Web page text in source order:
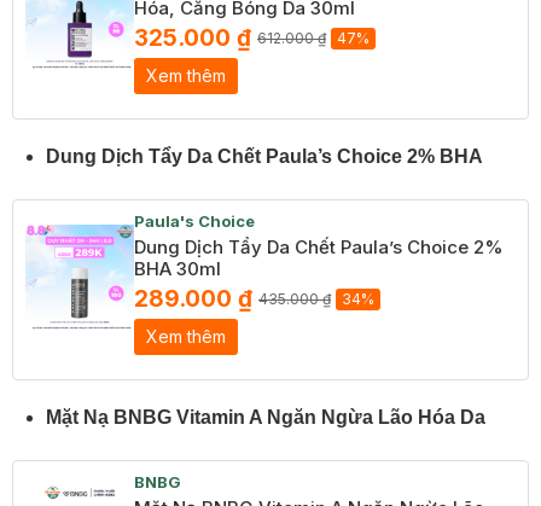
Hóa, Căng Bóng Da 30ml
325.000 ₫ 612.000 ₫ 47%
Xem thêm
Dung Dịch Tẩy Da Chết Paula’s Choice 2% BHA
Paula's Choice
Dung Dịch Tẩy Da Chết Paula’s Choice 2%
BHA 30ml
289.000 ₫ 435.000 ₫ 34%
Xem thêm
Mặt Nạ BNBG Vitamin A Ngăn Ngừa Lão Hóa Da
BNBG